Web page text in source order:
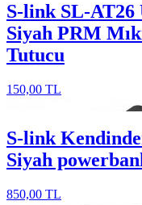
S-link SL-
Siyah PRM
Tutucu
150,00 TL
S-link
Siyah
850,00 TL